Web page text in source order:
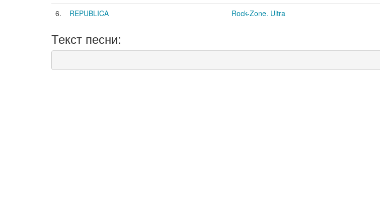
6.
REPUBLICA Rock-Zone. Ultra
Текст песни: